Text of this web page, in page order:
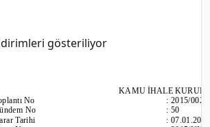
gösteriliyor
KAMU İHALE
No
No
Tarihi
:2015/002
:50
: